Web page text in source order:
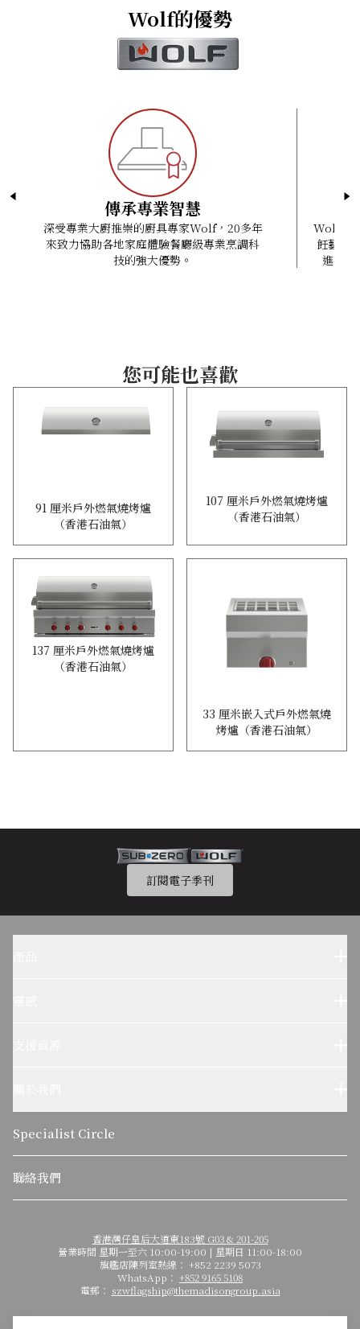
Wolf燒烤爐以雙層不鏽鋼精製而成，並採用氦弧焊接技
術，無縫連接組件，更加堅固耐用。產品更隨附帆布保護
易揭式爐蓋輔助系統採用隱藏式彈簧，開關更容易。
不鏽鋼爐架熱力接觸面更大，受熱更均勻。
既可用作傳統的獨立式燒烤爐，亦可作為嵌入式燒烤爐，
成為戶外廚房的實用工具。
Wolf系列提供引領業界的兩年全面保養服務。
電流：1.9A（兩個戶外防水插頭）
入氣口：13毫米（1/2吋）內螺紋
電線長度 : 1.2米
ArchiCad (GSM)
Revit Files (RFA)
SketchUp (SKP)
Outdoor Grill Cart Side Table Installation Guide
Outdoor Storage Installation Instructions
Outdoor Gas Grill Use and Care Guide
Wolf Design Guide
Wolf的優勢
傳承專業智慧
深受專業大廚推崇的廚具專家Wolf，20多年
來致力協助各地家庭體驗餐廳級專業烹調科
技的強大優勢。
Wolf 廚
飪藝術
進技術
您可能也喜歡
91 厘米戶外燃氣燒烤爐
（香港石油氣）
107 厘米戶外燃氣燒烤爐
（香港石油氣）
137 厘米戶外燃氣燒烤爐
（香港石油氣）
33 厘米嵌入式戶外燃氣燒
烤爐（香港石油氣）
訂閱電子季刊
可持續發展
關於麥迪森集團
Specialist Circle
聯絡我們
香港灣仔皇后大道東183號 G03 & 201-205
營業時間 星期一至六 10:00-19:00 | 星期日 11:00-18:00
旗艦店陳列室熱線： +852 2239 5073
WhatsApp： +852 9165 5108
電郵： szwflagship@themadisongroup.asia